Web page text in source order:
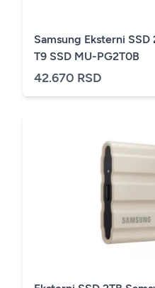
Samsung Eksterni
T9 SSD MU-PG2T0B
42.670 RSD